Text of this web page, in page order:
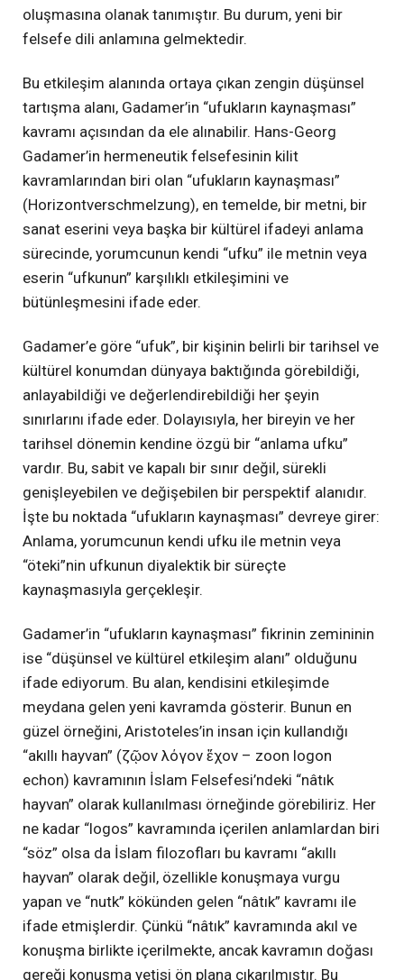
oluşmasına olanak tanımıştır. Bu durum, yeni bir
felsefe dili anlamına gelmektedir.
Bu etkileşim alanında ortaya çıkan zengin düşünsel
tartışma alanı, Gadamer’in “ufukların kaynaşması”
kavramı açısından da ele alınabilir. Hans-Georg
Gadamer’in hermeneutik felsefesinin kilit
kavramlarından biri olan “ufukların kaynaşması”
(Horizontverschmelzung), en temelde, bir metni, bir
sanat eserini veya başka bir kültürel ifadeyi anlama
sürecinde, yorumcunun kendi “ufku” ile metnin veya
eserin “ufkunun” karşılıklı etkileşimini ve
bütünleşmesini ifade eder.
Gadamer’e göre “ufuk”, bir kişinin belirli bir tarihsel ve
kültürel konumdan dünyaya baktığında görebildiği,
anlayabildiği ve değerlendirebildiği her şeyin
sınırlarını ifade eder. Dolayısıyla, her bireyin ve her
tarihsel dönemin kendine özgü bir “anlama ufku”
vardır. Bu, sabit ve kapalı bir sınır değil, sürekli
genişleyebilen ve değişebilen bir perspektif alanıdır.
İşte bu noktada “ufukların kaynaşması” devreye girer:
Anlama, yorumcunun kendi ufku ile metnin veya
“öteki”nin ufkunun diyalektik bir süreçte
kaynaşmasıyla gerçekleşir.
Gadamer’in “ufukların kaynaşması” fikrinin zemininin
ise “düşünsel ve kültürel etkileşim alanı” olduğunu
ifade ediyorum. Bu alan, kendisini etkileşimde
meydana gelen yeni kavramda gösterir. Bunun en
güzel örneğini, Aristoteles’in insan için kullandığı
“akıllı hayvan” (ζῷον λόγον ἔχον – zoon logon
echon) kavramının İslam Felsefesi’ndeki “nâtık
hayvan” olarak kullanılması örneğinde görebiliriz. Her
ne kadar “logos” kavramında içerilen anlamlardan biri
“söz” olsa da İslam filozofları bu kavramı “akıllı
hayvan” olarak değil, özellikle konuşmaya vurgu
yapan ve “nutk” kökünden gelen “nâtık” kavramı ile
ifade etmişlerdir. Çünkü “nâtık” kavramında akıl ve
konuşma birlikte içerilmekte, ancak kavramın doğası
gereği konuşma yetisi ön plana çıkarılmıştır. Bu